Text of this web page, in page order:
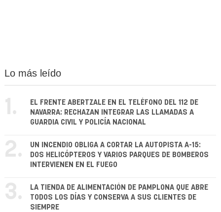
Lo más leído
1.
EL FRENTE ABERTZALE EN EL TELÉFONO DEL 112 DE
NAVARRA: RECHAZAN INTEGRAR LAS LLAMADAS A
GUARDIA CIVIL Y POLICÍA NACIONAL
2.
UN INCENDIO OBLIGA A CORTAR LA AUTOPISTA A-15:
DOS HELICÓPTEROS Y VARIOS PARQUES DE BOMBEROS
INTERVIENEN EN EL FUEGO
3.
LA TIENDA DE ALIMENTACIÓN DE PAMPLONA QUE ABRE
TODOS LOS DÍAS Y CONSERVA A SUS CLIENTES DE
SIEMPRE